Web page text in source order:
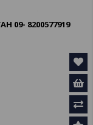
09- 8200577919